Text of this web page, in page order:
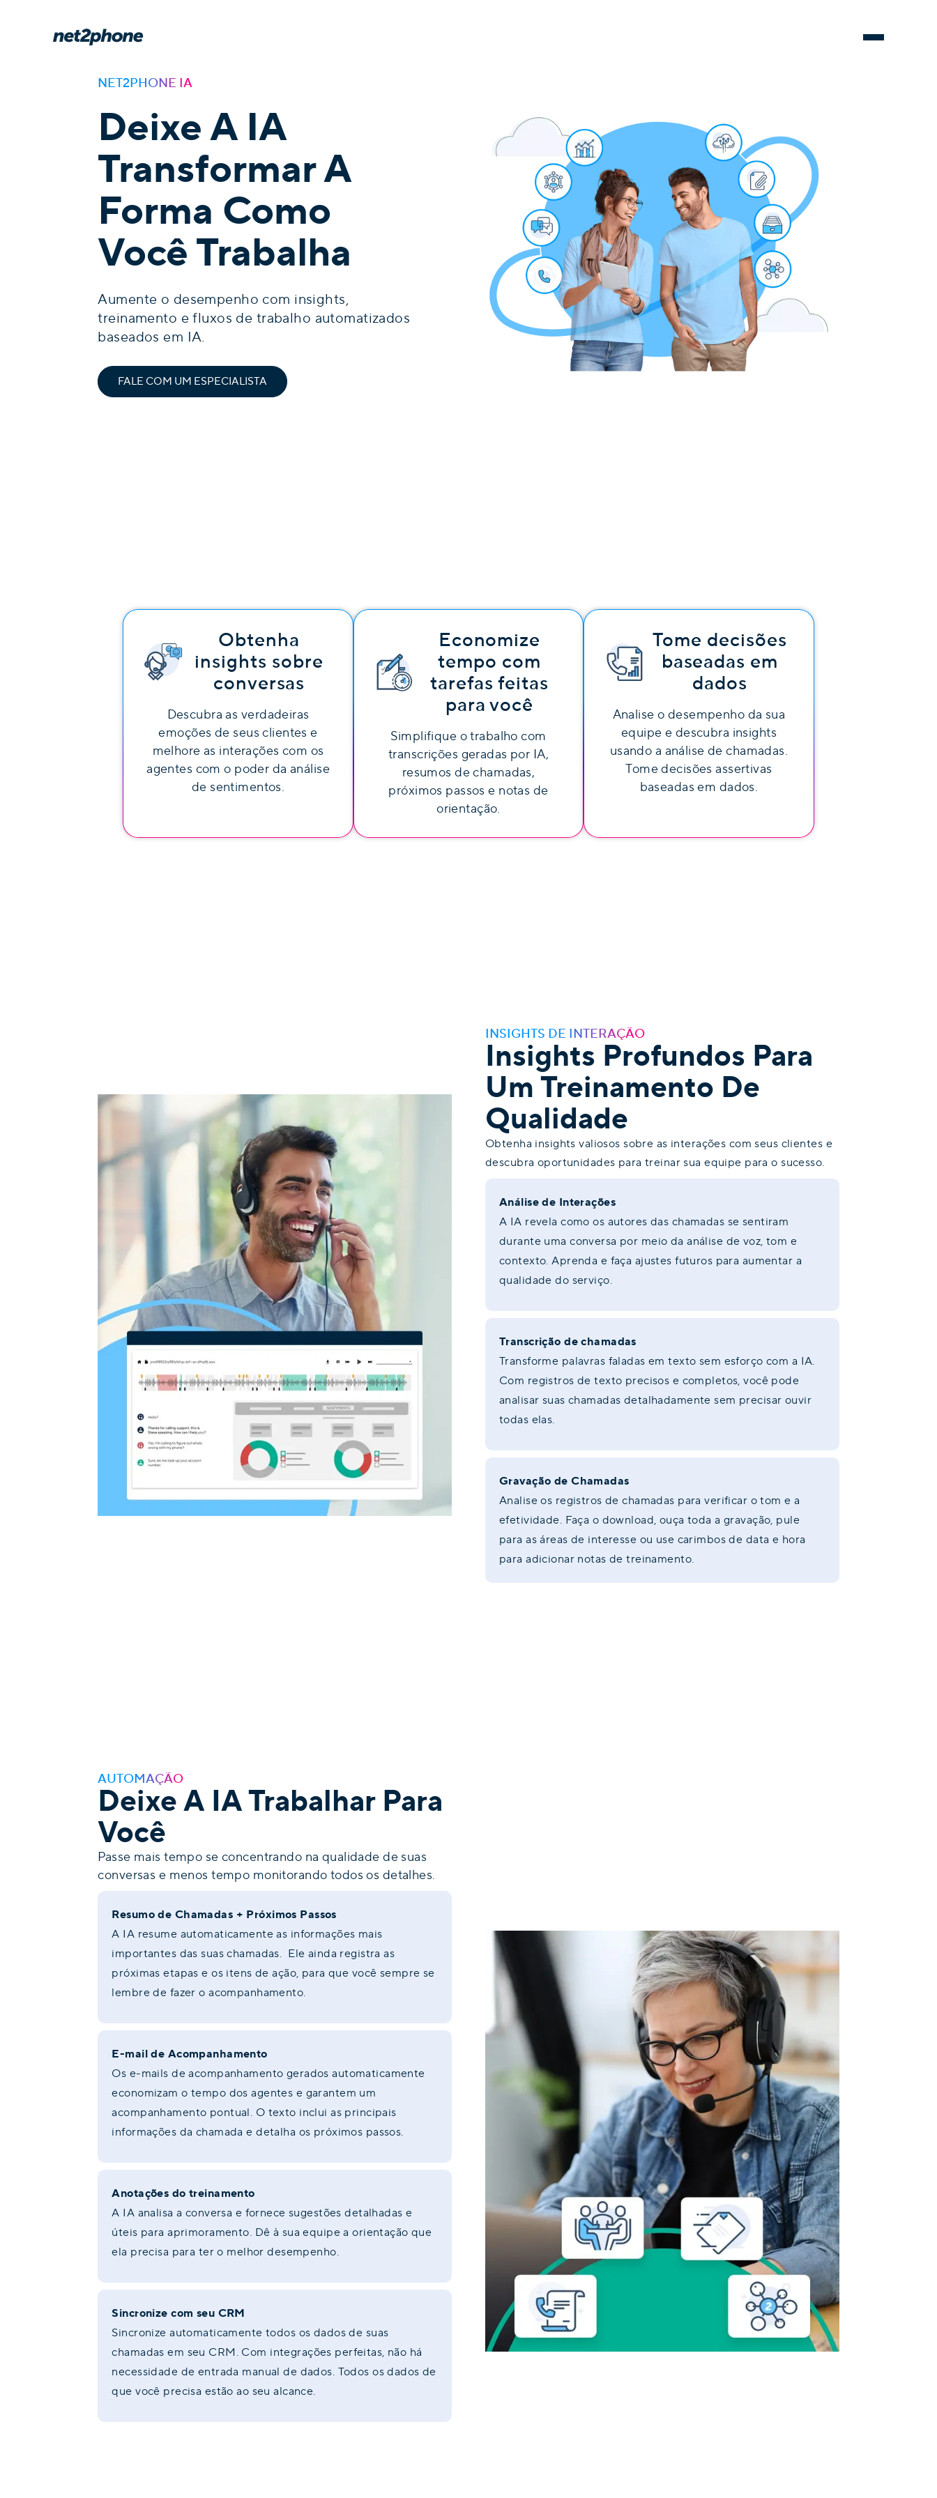
NET2PHONE IA
Deixe A IA
Transformar A
Forma Como
Você Trabalha
Aumente o desempenho com insights,
treinamento e fluxos de trabalho automatizados
baseados em IA.
FALE COM UM ESPECIALISTA
Obtenha
insights sobre
conversas
Descubra as verdadeiras
emoções de seus clientes e
melhore as interações com os
agentes com o poder da análise
de sentimentos.
Economize
tempo com
tarefas feitas
para você
Simplifique o trabalho com
transcrições geradas por IA,
resumos de chamadas,
próximos passos e notas de
orientação.
Tome decisões
baseadas em
dados
Analise o desempenho da sua
equipe e descubra insights
usando a análise de chamadas.
Tome decisões assertivas
baseadas em dados.
INSIGHTS DE INTERAÇÃO
Insights Profundos Para
Um Treinamento De
Qualidade
Obtenha insights valiosos sobre as interações com seus clientes e
descubra oportunidades para treinar sua equipe para o sucesso.
Análise de Interações
A IA revela como os autores das chamadas se sentiram
durante uma conversa por meio da análise de voz, tom e
contexto. Aprenda e faça ajustes futuros para aumentar a
qualidade do serviço.
Transcrição de chamadas
Transforme palavras faladas em texto sem esforço com a IA.
Com registros de texto precisos e completos, você pode
analisar suas chamadas detalhadamente sem precisar ouvir
todas elas.
Gravação de Chamadas
Analise os registros de chamadas para verificar o tom e a
efetividade. Faça o download, ouça toda a gravação, pule
para as áreas de interesse ou use carimbos de data e hora
para adicionar notas de treinamento.
AUTOMAÇÃO
Deixe A IA Trabalhar Para
Você
Passe mais tempo se concentrando na qualidade de suas
conversas e menos tempo monitorando todos os detalhes.
Resumo de Chamadas + Próximos Passos
A IA resume automaticamente as informações mais
importantes das suas chamadas. Ele ainda registra as
próximas etapas e os itens de ação, para que você sempre se
lembre de fazer o acompanhamento.
E-mail de Acompanhamento
Os e-mails de acompanhamento gerados automaticamente
economizam o tempo dos agentes e garantem um
acompanhamento pontual. O texto inclui as principais
informações da chamada e detalha os próximos passos.
Anotações do treinamento
A IA analisa a conversa e fornece sugestões detalhadas e
úteis para aprimoramento. Dê à sua equipe a orientação que
ela precisa para ter o melhor desempenho.
Sincronize com seu CRM
Sincronize automaticamente todos os dados de suas
chamadas em seu CRM. Com integrações perfeitas, não há
necessidade de entrada manual de dados. Todos os dados de
que você precisa estão ao seu alcance.